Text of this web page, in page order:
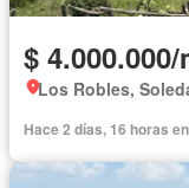
$
Los Robles,
Hace 2 días, 16 horas